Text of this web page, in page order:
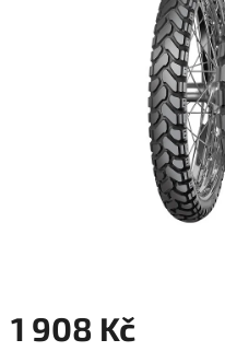
1 908 Kč